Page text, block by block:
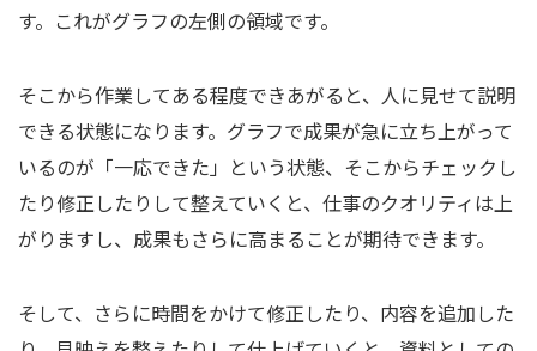
す。これがグラフの左側の領域です。
そこから作業してある程度できあがると、人に見せて説明
できる状態になります。グラフで成果が急に立ち上がって
いるのが「一応できた」という状態、そこからチェックし
たり修正したりして整えていくと、仕事のクオリティは上
がりますし、成果もさらに高まることが期待できます。
そして、さらに時間をかけて修正したり、内容を追加した